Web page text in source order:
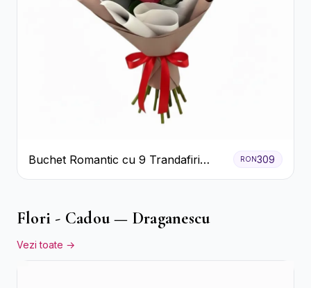
Buchet Romantic cu 9 Trandafiri
Roșii
RON309
Flori - Cadou — Draganescu
Vezi toate →